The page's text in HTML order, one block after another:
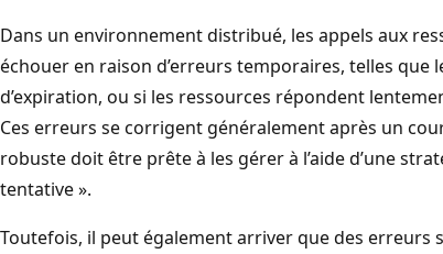
Dans un environnement distribué, les appels aux
échouer en raison d’erreurs temporaires, telles que
d’expiration, ou si les ressources répondent
Ces erreurs se corrigent généralement après un
robuste doit être prête à les gérer à l’aide d’une
tentative ».
Toutefois, il peut également arriver que des erreurs